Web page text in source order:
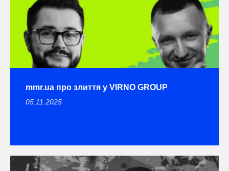
mmr.ua про злиття у VIRNO GROUP
05.11.2025